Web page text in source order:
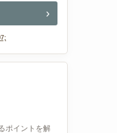
ポイントを解